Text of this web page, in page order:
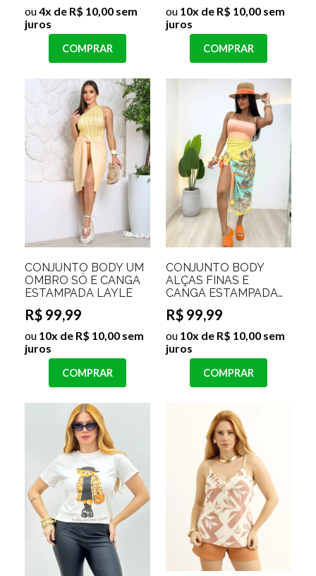
ou4x de R$ 10,00 sem
juros
COMPRAR
ou 10x de R$ 10,00 sem
juros
COMPRAR
CONJUNTO BODY UM
OMBRO SÓ E CANGA
ESTAMPADA LAYLE
R$ 99,99
ou 10x de R$ 10,00 sem
juros
COMPRAR
CONJUNTO BODY
ALÇAS FINAS E
CANGA ESTAMPADA
ARCO IRIS HILARY
R$ 99,99
ou 10x de R$ 10,00 sem
juros
COMPRAR